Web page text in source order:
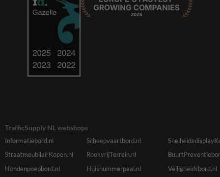
TrafficSupply NL webshops
Informatiebord.nl Scheepvaartbord.nl
StraatmeubilairKopen.nl
RookvrijTerrein.nl
Hondenpoepbord.nl
Huisnummerpaal.nl Veiligheidsbord.nl